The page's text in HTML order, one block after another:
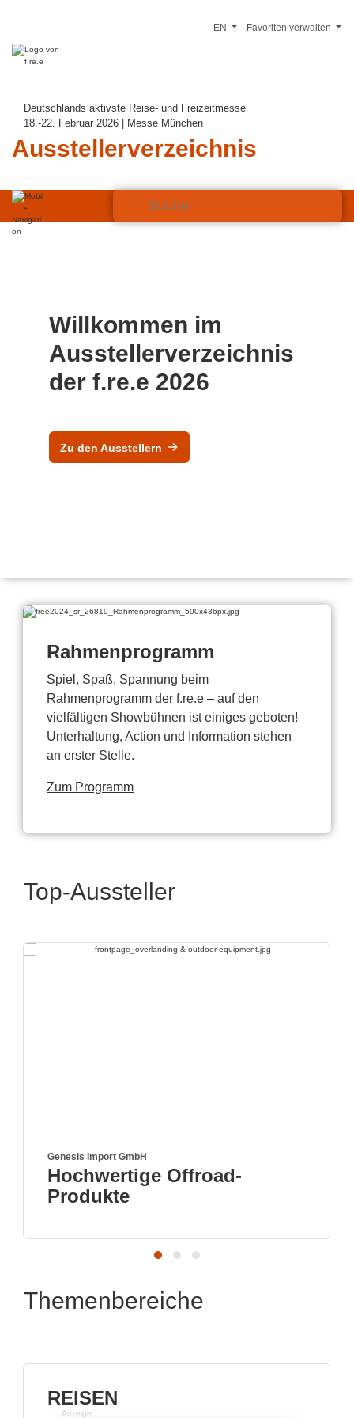
Deutschlands aktivste Reise- und Freizeitmesse
18.-22. Februar 2026 | Messe München
Ausstellerverzeichnis
Favoriten verwalten
EN
Willkommen im
Ausstellerverzeichnis
der f.re.e 2026
Zu den Ausstellern
Rahmenprogramm
Spiel, Spaß, Spannung beim
Rahmenprogramm der f.re.e – auf den
vielfältigen Showbühnen ist einiges geboten!
Unterhaltung, Action und Information stehen
an erster Stelle.
Zum Programm
Top-Aussteller
Genesis Import GmbH
Hochwertige Offroad-
Produkte
Themenbereiche
REISEN
Anzeige